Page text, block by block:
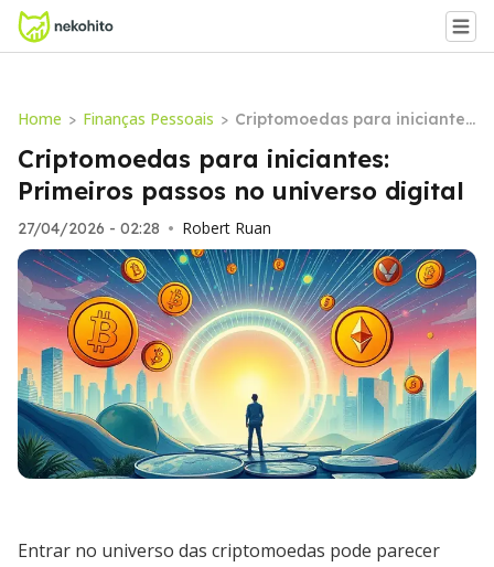
Home > Finanças Pessoais > Criptomoedas para iniciantes:
Primeiros passos no universo
digital
Criptomoedas para iniciantes:
Primeiros passos no universo digital
27/04/2026 - 02:28 • Robert Ruan
Entrar no universo das criptomoedas pode parecer